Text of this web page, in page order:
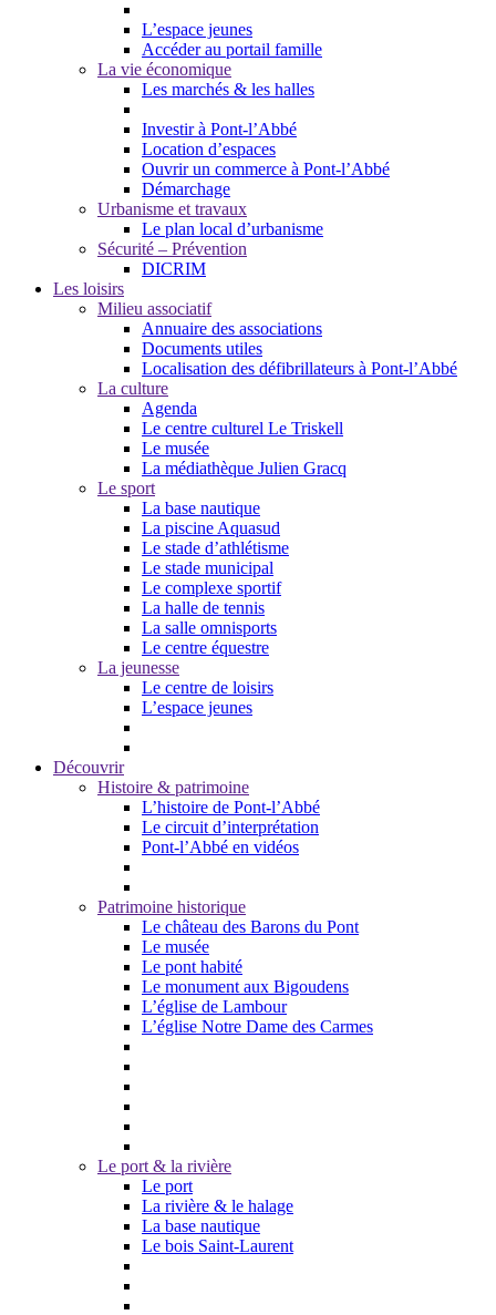
L’espace jeunes
Accéder au portail famille
La vie économique
Les marchés & les halles
Investir à Pont-l’Abbé
Location d’espaces
Ouvrir un commerce à Pont-l’Abbé
Démarchage
Urbanisme et travaux
Le plan local d’urbanisme
Sécurité – Prévention
DICRIM
Les loisirs
Milieu associatif
Annuaire des associations
Documents utiles
Localisation des défibrillateurs à Pont-l’Abbé
La culture
Agenda
Le centre culturel Le Triskell
Le musée
La médiathèque Julien Gracq
Le sport
La base nautique
La piscine Aquasud
Le stade d’athlétisme
Le stade municipal
Le complexe sportif
La halle de tennis
La salle omnisports
Le centre équestre
La jeunesse
Le centre de loisirs
L’espace jeunes
Découvrir
Histoire & patrimoine
L’histoire de Pont-l’Abbé
Le circuit d’interprétation
Pont-l’Abbé en vidéos
Patrimoine historique
Le château des Barons du Pont
Le musée
Le pont habité
Le monument aux Bigoudens
L’église de Lambour
L’église Notre Dame des Carmes
Le port & la rivière
Le port
La rivière & le halage
La base nautique
Le bois Saint-Laurent